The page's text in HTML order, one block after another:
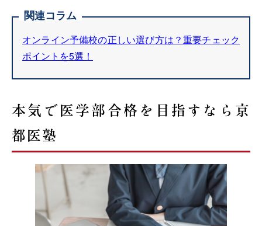
関連コラム
オンライン予備校の正しい選び方は？重要チェック
ポイントを5選！
本気で医学部合格を目指すなら京
都医塾